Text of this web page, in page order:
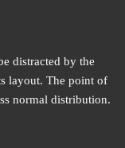
distracted by the
layout. The point of
normal distribution.